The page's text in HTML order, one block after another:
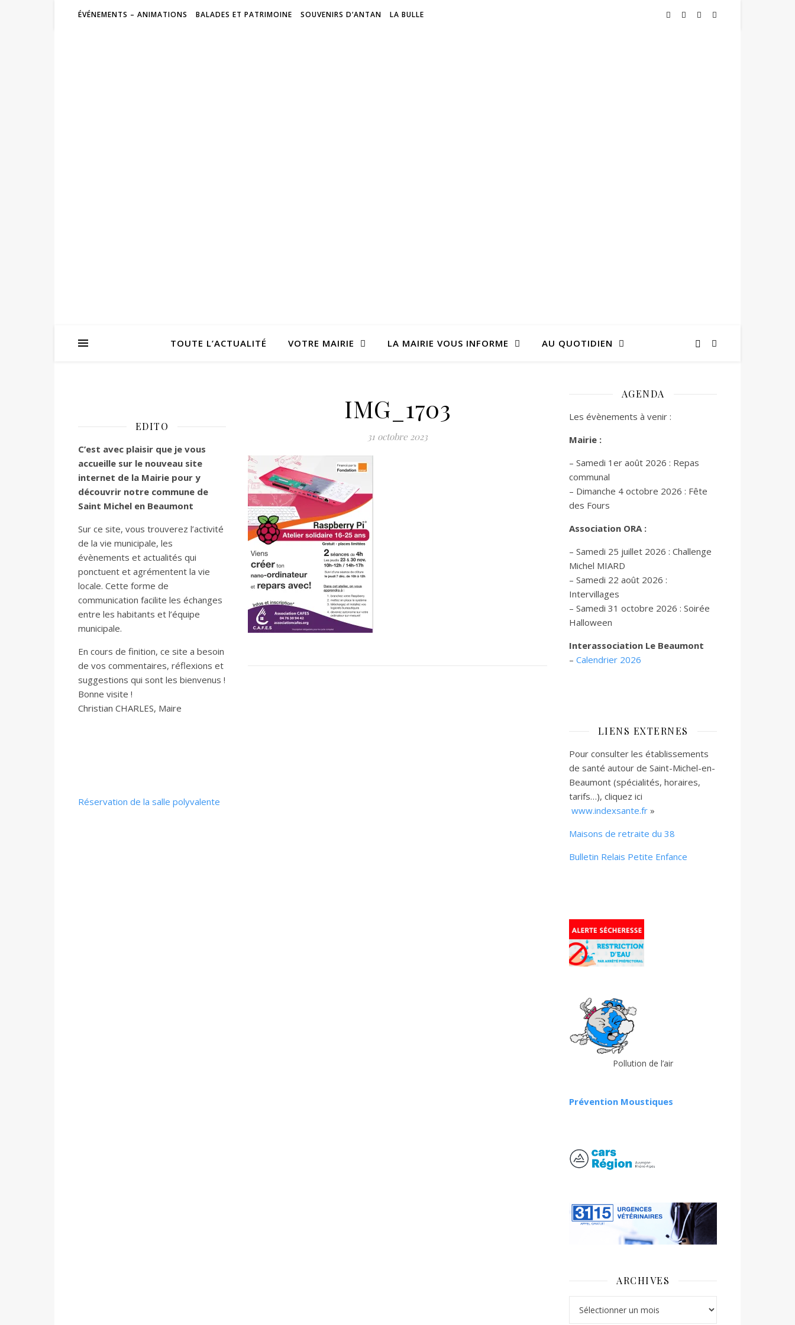
ÉVÉNEMENTS – ANIMATIONS BALADES ET PATRIMOINE SOUVENIRS D’ANTAN LA BULLE
TOUTE L’ACTUALITÉ VOTRE MAIRIE LA MAIRIE VOUS INFORME AU QUOTIDIEN
EDITO
C’est avec plaisir que je vous
accueille sur le nouveau site
internet de la Mairie pour y
découvrir notre commune de
Saint Michel en Beaumont
Sur ce site, vous trouverez l’activité
de la vie municipale, les
évènements et actualités qui
ponctuent et agrémentent la vie
locale. Cette forme de
communication facilite les échanges
entre les habitants et l’équipe
municipale.
En cours de finition, ce site a besoin
de vos commentaires, réflexions et
suggestions qui sont les bienvenus !
Bonne visite !
Christian CHARLES, Maire
Réservation de la salle polyvalente
IMG_1703
31 octobre 2023
AGENDA
Les évènements à venir :
Mairie :
– Samedi 1er août 2026 : Repas
communal
– Dimanche 4 octobre 2026 : Fête
des Fours
Association ORA :
– Samedi 25 juillet 2026 : Challenge
Michel MIARD
– Samedi 22 août 2026 :
Intervillages
– Samedi 31 octobre 2026 : Soirée
Halloween
Interassociation Le Beaumont
– Calendrier 2026
LIENS EXTERNES
Pour consulter les établissements
de santé autour de Saint-Michel-en-
Beaumont (spécialités, horaires,
tarifs…), cliquez ici
www.indexsante.fr »
Maisons de retraite du 38
Bulletin Relais Petite Enfance
Pollution de l’air
Prévention Moustiques
ARCHIVES